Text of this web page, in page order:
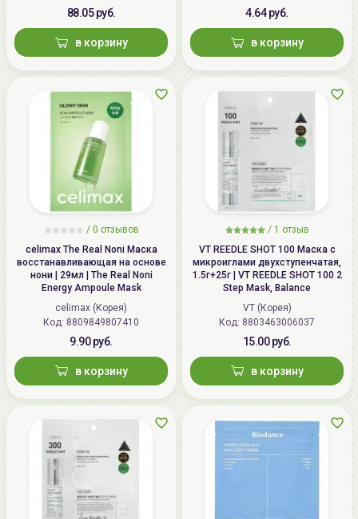
88.05 руб.
в корзину
4.64 руб.
в корзину
/ 0 отзывов
celimax The Real Noni Маска
восстанавливающая на основе
нони | 29мл | The Real Noni
Energy Ampoule Mask
celimax (Корея)
Код: 8809849807410
9.90 руб.
в корзину
/ 1 отзыв
VT REEDLE SHOT 100 Маска с
микроиглами двухступенчатая,
1.5г+25г | VT REEDLE SHOT 100 2
Step Mask, Balance
VT (Корея)
Код: 8803463006037
15.00 руб.
в корзину